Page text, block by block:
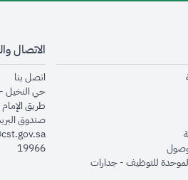
opens in new window
opens in new
opens in new window
opens in new
opens in new window
opens in new window
للتوظيف - جداراتopens in new window
الاتصال
اتصل بنا
حي النخيل -
طريق
صندوق البريد 75606 – الرياض
19966